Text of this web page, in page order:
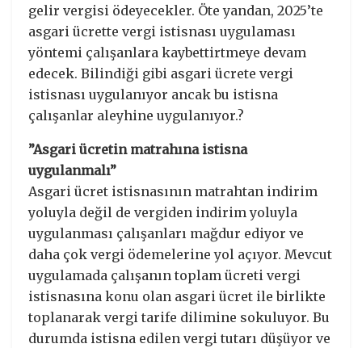
gelir vergisi ödeyecekler. Öte yandan, 2025’te
asgari ücrette vergi istisnası uygulaması
yöntemi çalışanlara kaybettirtmeye devam
edecek. Bilindiği gibi asgari ücrete vergi
istisnası uygulanıyor ancak bu istisna
çalışanlar aleyhine uygulanıyor.?
”Asgari ücretin matrahına istisna
uygulanmalı”
Asgari ücret istisnasının matrahtan indirim
yoluyla değil de vergiden indirim yoluyla
uygulanması çalışanları mağdur ediyor ve
daha çok vergi ödemelerine yol açıyor. Mevcut
uygulamada çalışanın toplam ücreti vergi
istisnasına konu olan asgari ücret ile birlikte
toplanarak vergi tarife dilimine sokuluyor. Bu
durumda istisna edilen vergi tutarı düşüyor ve